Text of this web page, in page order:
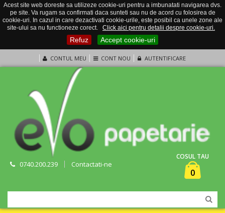
Acest site web doreste sa utilizeze cookie-uri pentru a imbunatati navigarea dvs.
pe site. Va rugam sa confirmati daca sunteti sau nu de acord cu folosirea de
cookie-uri. In cazul in care dezactivati cookie-urile, este posibil ca unele zone ale
site-ului sa nu functioneze corect.
Click aici pentru detalii despre cookie-uri.
Refuz Accept cookie-uri
CONTUL MEU CONT NOU AUTENTIFICARE
0740.200.239 Contactati-ne
COSUL TAU
0